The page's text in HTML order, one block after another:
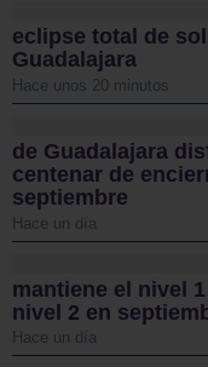
eclipse total de
Guadalajara
Hace unos 20 minutos
de Guadalajara
centenar de
septiembre
Hace un día
mantiene el nivel
nivel 2 en
Hace un día